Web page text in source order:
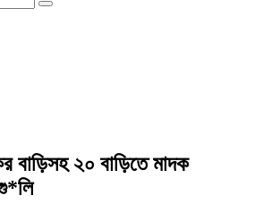
বাড়িসহ ২০ বাড়িতে মাদক